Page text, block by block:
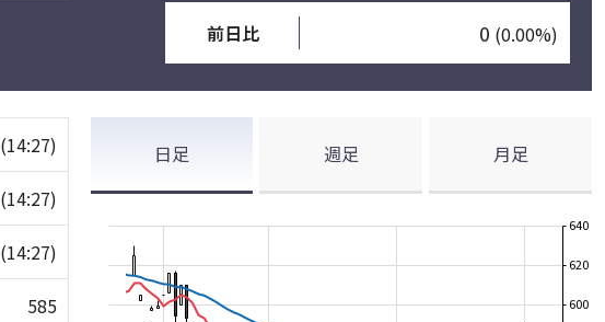
前日比 0 (0.00%)
(14:27)
(14:27)
(14:27)
585
日足 週足 月足
600
620
640